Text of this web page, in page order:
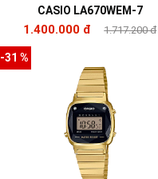
CASIO LA670WEM-7
1.400.000 đ 1.717.200 đ
-31 %